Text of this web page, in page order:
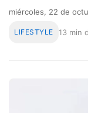
miércoles, 22 de
LIFESTYLE 13 min